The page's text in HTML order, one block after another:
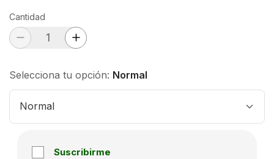
Cantidad
Selecciona tu opción: Normal
Normal
Suscribirme